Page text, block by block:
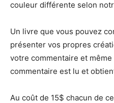
couleur différente selon
Un livre que vous pouvez
présenter vos propres
votre commentaire et
commentaire est lu et
Au coût de 15$ chacun de